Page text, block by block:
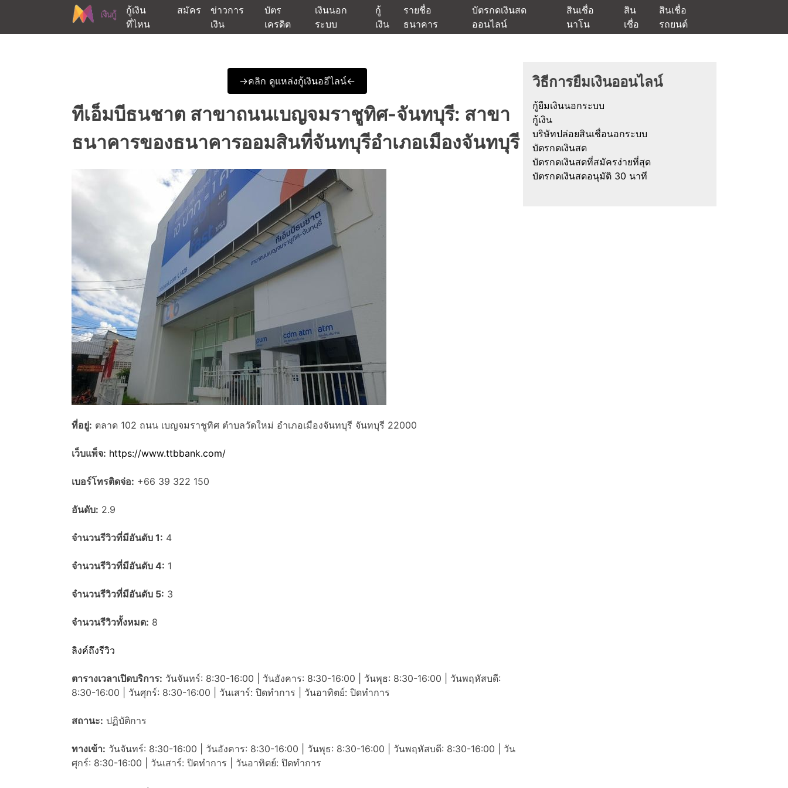
content
กู้เงิน
ที่ไหน
สมัคร
ข่าวการ
เงิน
บัตร
เครดิต
เงินนอก
ระบบ
กู้
เงิน
รายชื่อ
ธนาคาร
บัตรกดเงินสด
ออนไลน์
สินเชื่อ
นาโน
สิน
เชื่อ
สินเชื่อ
รถยนต์
->คลิก ดูแหล่งกู้เงินออีไลน์<-
ทีเอ็มบีธนชาต สาขาถนนเบญจมราชูทิศ-จันทบุรี: สาขา
ธนาคารของธนาคารออมสินที่จันทบุรีอำเภอเมืองจันทบุรี
ที่อยู่: ตลาด 102 ถนน เบญจมราชูทิศ ตำบลวัดใหม่ อำเภอเมืองจันทบุรี จันทบุรี 22000
เว็บแพ็จ: https://www.ttbbank.com/
เบอร์โทรติดจ่อ: +66 39 322 150
อันดับ: 2.9
จำนวนรีวิวที่มีอันดับ 1: 4
จำนวนรีวิวที่มีอันดับ 4: 1
จำนวนรีวิวที่มีอันดับ 5: 3
จำนวนรีวิวทั้งหมด: 8
ลิงค์ถึงรีวิว
ตารางเวลาเปิดบริการ: วันจันทร์: 8:30-16:00 | วันอังคาร: 8:30-16:00 | วันพุธ: 8:30-16:00 | วันพฤหัสบดี:
8:30-16:00 | วันศุกร์: 8:30-16:00 | วันเสาร์: ปิดทำการ | วันอาทิตย์: ปิดทำการ
สถานะ: ปฏิบัติการ
ทางเข้า: วันจันทร์: 8:30-16:00 | วันอังคาร: 8:30-16:00 | วันพุธ: 8:30-16:00 | วันพฤหัสบดี: 8:30-16:00 | วัน
ศุกร์: 8:30-16:00 | วันเสาร์: ปิดทำการ | วันอาทิตย์: ปิดทำการ
วิธีการยืมเงินออนไลน์
กู้ยืมเงินนอกระบบ
กู้เงิน
บริษัทปล่อยสินเชื่อนอกระบบ
บัตรกดเงินสด
บัตรกดเงินสดที่สมัครง่ายที่สุด
บัตรกดเงินสดอนุมัติ 30 นาที